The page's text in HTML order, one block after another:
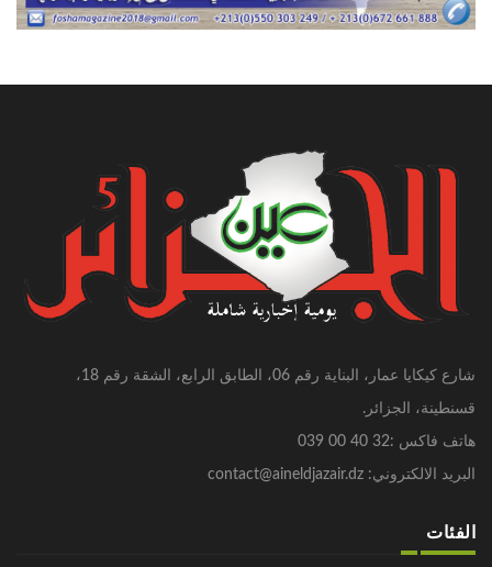
شارع كيكايا عمار، البناية رقم 06، الطابق الرابع، الشقة رقم 18،
قسنطينة، الجزائر.
هاتف فاكس :32 40 00 039
البريد الالكتروني: contact@aineldjazair.dz
الفئات